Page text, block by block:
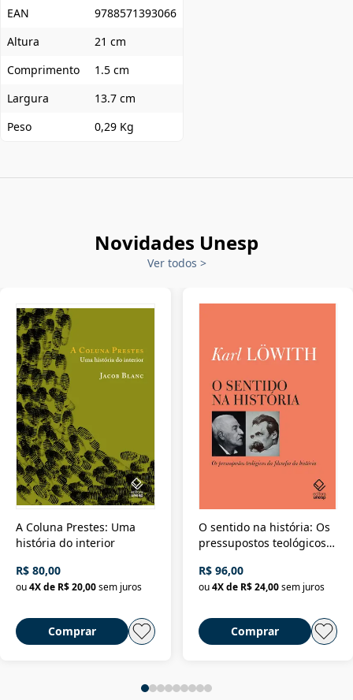
EAN
9788571393066
Altura
21 cm
Comprimento
1.5 cm
Largura
13.7 cm
Peso
0,29 Kg
Novidades Unesp
Ver todos >
A Coluna Prestes: Uma
história do interior
R$ 80,00
ou4X de R$ 20,00sem juros
Comprar
O sentido na história: Os
pressupostos teológicos
R$ 96,00
ou 4X de R$ 24,00 sem juros
Comprar